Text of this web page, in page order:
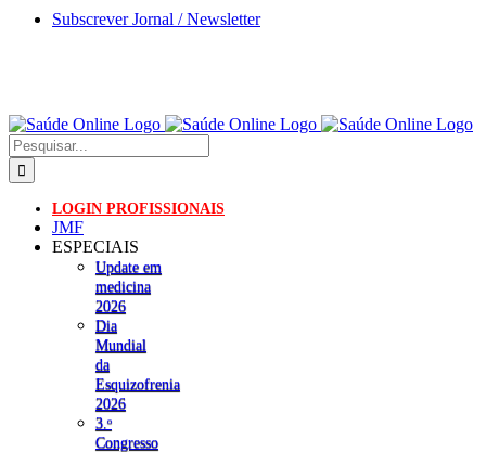
Skip
Subscrever Jornal / Newsletter
Pesquisar
LOGIN PROFISSIONAIS
JMF
ESPECIAIS
Update em
medicina
2026
Dia
Mundial
da
Esquizofrenia
2026
3.ᵒ
Congresso